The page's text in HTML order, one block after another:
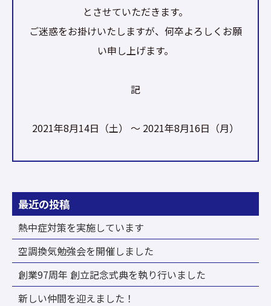
とさせていただきます。
ご迷惑をお掛けいたしますが、何卒よろしくお願
い申し上げます。
記
2021年8月14日（土） ～ 2021年8月16日（月）
最近の投稿
熱中症対策を実施しています
空調換気勉強会を開催しました
創業97周年 創立記念式典を執り行いました
新しい仲間を迎えました！